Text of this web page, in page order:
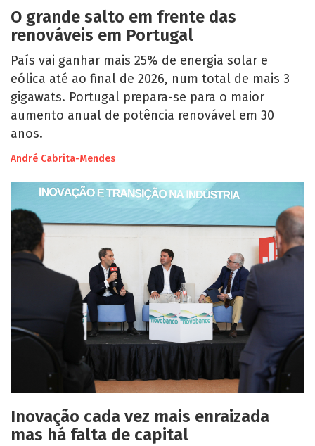
O grande salto em frente das
renováveis em Portugal
País vai ganhar mais 25% de energia solar e
eólica até ao final de 2026, num total de mais 3
gigawats. Portugal prepara-se para o maior
aumento anual de potência renovável em 30
anos.
André Cabrita-Mendes
Inovação cada vez mais enraizada
mas há falta de capital